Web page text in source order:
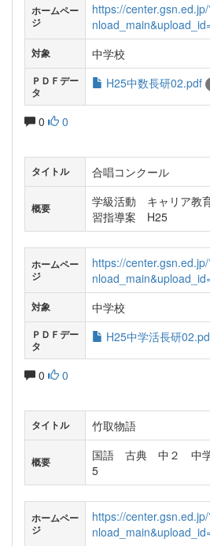
ホームペー
ジ
https://
対象 中学校
ＰＤＦデー
タ
H25中数長研02.pdf
0 0
タイトル 合唱コンクール
概要
学級活動 キャリア
習指導案 H25
ホームペー
ジ
https://
対象 中学校
ＰＤＦデー
タ
H25中学活長研
0 0
タイトル 竹取物語
概要
国語 古典 中２ 中
5
ホームペー
ジ
https://